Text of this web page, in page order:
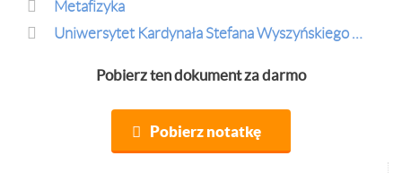
Metafizyka
Uniwersytet Kardynała Stefana Wyszyńskiego w Warszawie
Pobierz ten dokument za darmo
Pobierz notatkę